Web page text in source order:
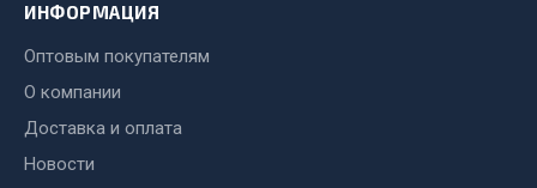
Автомобильная электрика
ИНФОРМАЦИЯ
Оптовым покупателям
О компании
Доставка и оплата
Новости